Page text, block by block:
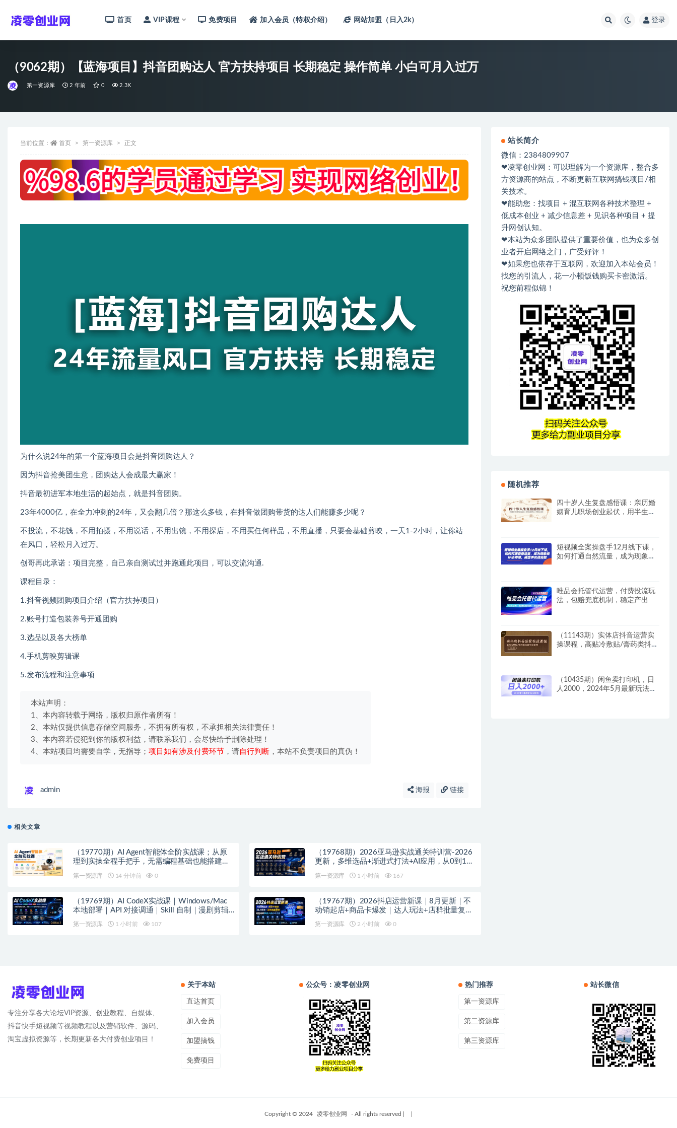
首页 VIP课程 免费项目 加入会员（特权介绍） 网站加盟（日入2k） 登录
（9062期）【蓝海项目】抖音团购达人 官方扶持项目 长期稳定 操作简单 小白可月入过万
第一资源库 2 年前 0 2.3K
当前位置： 首页 第一资源库 正文
为什么说24年的第一个蓝海项目会是抖音团购达人？
因为抖音抢美团生意，团购达人会成最大赢家！
抖音最初进军本地生活的起始点，就是抖音团购。
23年4000亿，在全力冲刺的24年，又会翻几倍？那这么多钱，在抖音做团购带货的达人们能赚多少呢？
不投流，不花钱，不用拍摄，不用说话，不用出镜，不用探店，不用买任何样品，不用直播，只要会基础剪映，一天1-2小时，让你站
在风口，轻松月入过万。
创哥再此承诺：项目完整，自己亲自测试过并跑通此项目，可以交流沟通.
课程目录：
1.抖音视频团购项目介绍（官方扶持项目）
2.账号打造包装养号开通团购
3.选品以及各大榜单
4.手机剪映剪辑课
5.发布流程和注意事项
本站声明：
1、本内容转载于网络，版权归原作者所有！
2、本站仅提供信息存储空间服务，不拥有所有权，不承担相关法律责任！
3、本内容若侵犯到你的版权利益，请联系我们，会尽快给予删除处理！
4、本站项目均需要自学，无指导； 项目如有涉及付费环节 ，请自行判断 ，本站不负责项目的真伪！
admin 海报 链接
相关文章
（19770期）AI Agent智能体全阶实战课；从原
理到实操全程手把手，无需编程基础也能搭建自
第一资源库 14 分钟前 0
（19768期）2026亚马逊实战通关特训营-2026
更新，多维选品+渐进式打法+AI应用，从0到1打
第一资源库 1 小时前 167
（19769期）AI CodeX实战课｜Windows/Mac
本地部署｜API 对接调通｜Skill 自制｜漫剧剪辑
第一资源库 1 小时前 107
（19767期）2026抖店运营新课｜8月更新｜不
动销起店+商品卡爆发｜达人玩法+店群批量复制
第一资源库 2 小时前 0
站长简介
微信：2384809907
❤凌零创业网：可以理解为一个资源库，整合多
方资源商的站点，不断更新互联网搞钱项目/相
关技术。
❤能助您：找项目 + 混互联网各种技术整理 +
低成本创业 + 减少信息差 + 见识各种项目 + 提
升网创认知。
❤本站为众多团队提供了重要价值，也为众多创
业者开启网络之门，广受好评！
❤如果您也依存于互联网，欢迎加入本站会员！
找您的引流人，花一小顿饭钱购买卡密激活。
祝您前程似锦！
随机推荐
四十岁人生复盘感悟课：亲历婚
姻育儿职场创业起伏，用半生阅
短视频全案操盘手12月线下课，
如何打通自然流量，成为现象级
唯品会托管代运营，付费投流玩
法，包赔兜底机制，稳定产出
（11143期）实体店抖音运营实
操课程，高贴冷敷贴/膏药类抖音
（10435期）闲鱼卖打印机，日
人2000，2024年5月最新玩法教
专注分享各大论坛VIP资源、创业教程、自媒体、
抖音快手短视频等视频教程以及营销软件、源码、
淘宝虚拟资源等，长期更新各大付费创业项目！
关于本站
直达首页
加入会员
加盟搞钱
免费项目
公众号：凌零创业网 热门推荐
第一资源库
第二资源库
第三资源库
站长微信
Copyright © 2024 凌零创业网 - All rights reserved